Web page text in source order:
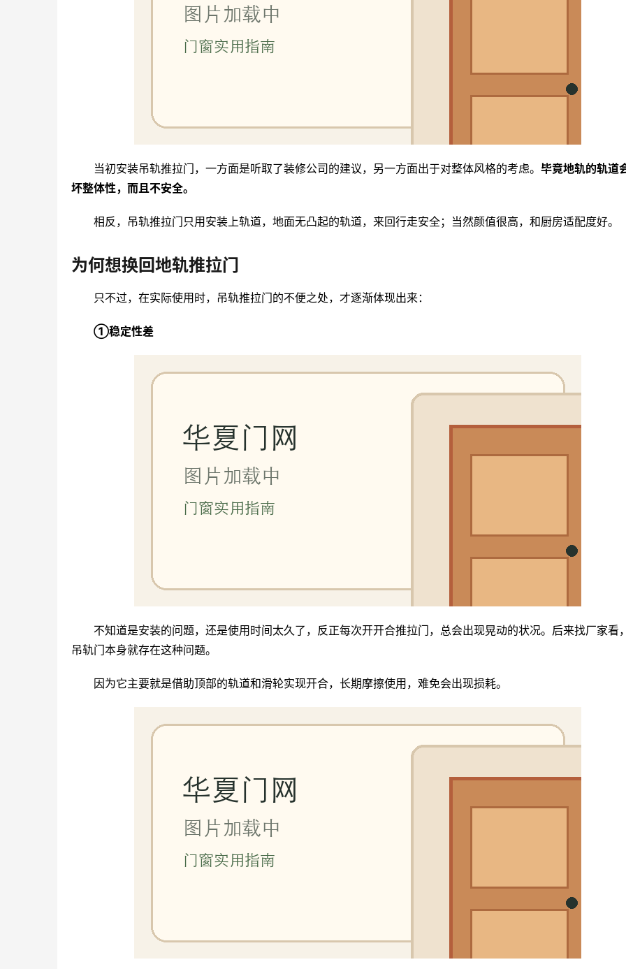
当初安装吊轨推拉门，一方面是听取了装修公司的建议，另一方面出于对整体风格的考虑。 毕竟地轨的轨道
坏整体性，而且不安全。
相反，吊轨推拉门只用安装上轨道，地面无凸起的轨道，来回行走安全；当然颜值很高，和厨房适配度好。
为何想换回地轨推拉门
只不过，在实际使用时，吊轨推拉门的不便之处，才逐渐体现出来：
①稳定性差
不知道是安装的问题，还是使用时间太久了，反正每次开开合推拉门，总会出现晃动的状况。后来找厂家看
吊轨门本身就存在这种问题。
因为它主要就是借助顶部的轨道和滑轮实现开合，长期摩擦使用，难免会出现损耗。